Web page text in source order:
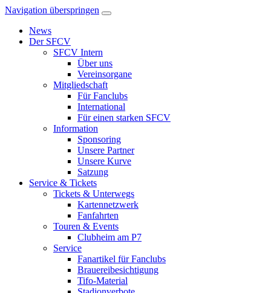
Navigation überspringen
News
Der SFCV
SFCV Intern
Über uns
Vereinsorgane
Mitgliedschaft
Für Fanclubs
International
Für einen starken SFCV
Information
Sponsoring
Unsere Partner
Unsere Kurve
Satzung
Service & Tickets
Tickets & Unterwegs
Kartennetzwerk
Fanfahrten
Touren & Events
Clubheim am P7
Service
Fanartikel für Fanclubs
Brauereibesichtigung
Tifo-Material